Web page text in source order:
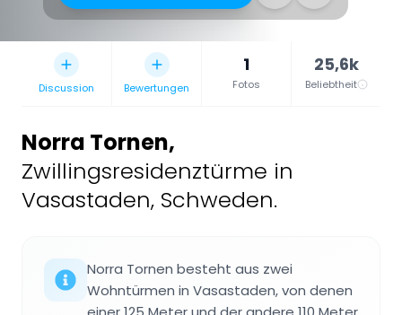
Discussion Bewertungen
1
Fotos
25,6k
Beliebtheit
Norra Tornen,
Zwillingsresidenztürme in
Vasastaden, Schweden.
Norra Tornen besteht aus zwei
Wohntürmen in Vasastaden, von denen